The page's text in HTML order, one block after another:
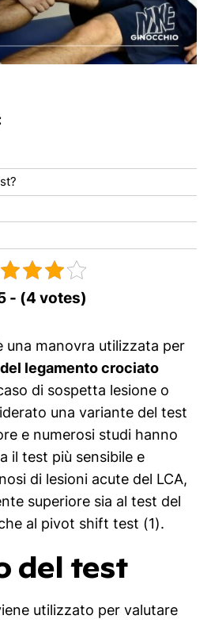
- (4 votes)
una manovra utilizzata per
legamento crociato
di sospetta lesione o
una variante del test
e numerosi studi hanno
il test più sensibile e
di lesioni acute del LCA,
superiore sia al test del
al pivot shift test (1).
del test
utilizzato per valutare